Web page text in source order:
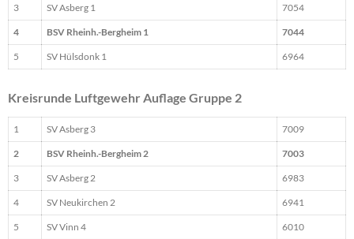
3 SV Asberg 1 7054
4 BSV Rheinh.-Bergheim 1 7044
5 SV Hülsdonk 1 6964
Kreisrunde Luftgewehr Auflage Gruppe 2
1 SV Asberg 3 7009
2 BSV Rheinh.-Bergheim 2 7003
3 SV Asberg 2 6983
4 SV Neukirchen 2 6941
5 SV Vinn 4 6010